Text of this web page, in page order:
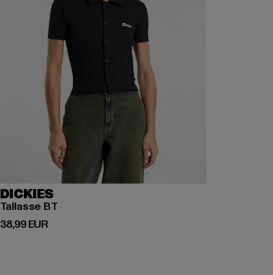
DICKIES
Tallasse BT
38,99 EUR
Derzeitiger Preis: 38,99 EUR